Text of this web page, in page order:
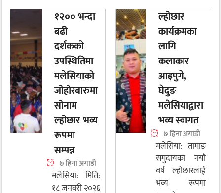
१२०० भन्दा
बढी
दर्शकको
उपस्थितिमा
मलेसियाको
जोहोरबारुमा
सोनाम
ल्होछार भव्य
रूपमा
सम्पन्न
७ हिना अगाडी
मलेसिया: मिति:
१८ जनवरी २०२६
ल्होछार
कार्यक्रमका
लागि
कलाकार
आइपुगे,
घेदुङ
मलेसियाद्वारा
भव्य स्वागत
७ हिना अगाडी
मलेसिया: तामाङ
समुदायको नयाँ
वर्ष ल्होछारलाई
भव्य रूपमा